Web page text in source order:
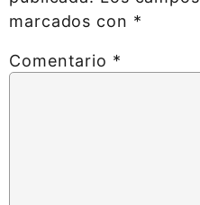
marcados con *
Comentario *